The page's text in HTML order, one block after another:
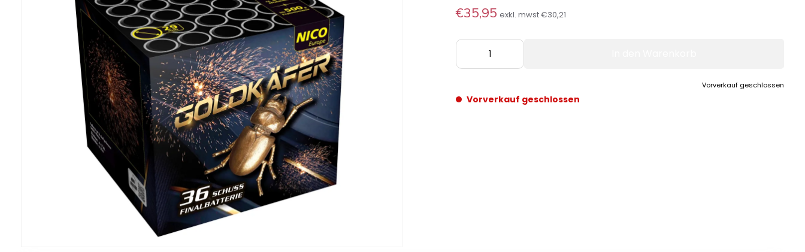
€35,95 exkl. mwst€30,21
Vorverkauf geschlossen
Vorverkauf geschlossen